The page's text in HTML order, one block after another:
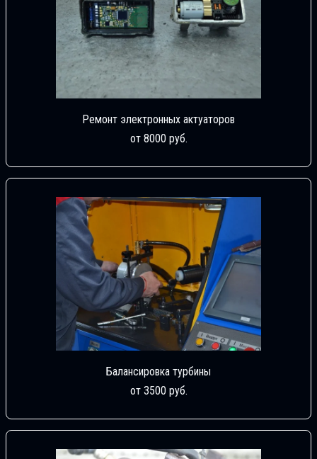
Ремонт электронных актуаторов
от 8000 руб.
Балансировка турбины
от 3500 руб.